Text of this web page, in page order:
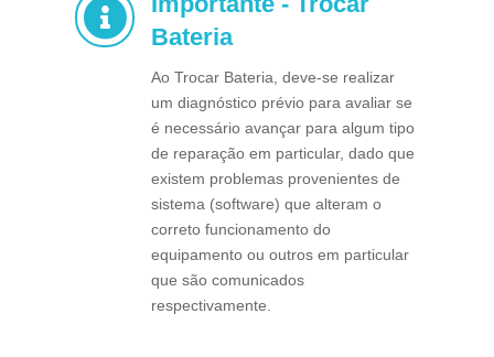

Bateria
Ao Trocar Bateria, deve-se realizar
um diagnóstico prévio para avaliar se
é necessário avançar para algum tipo
de reparação em particular, dado que
existem problemas provenientes de
sistema (software) que alteram o
correto funcionamento do
equipamento ou outros em particular
que são comunicados
respectivamente.